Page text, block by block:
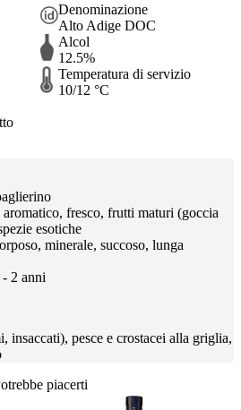
Denominazione
Alto Adige DOC
Alcol
12.5%
Temperatura di servizio
10/12 °C
fresco, frutti maturi (goccia
esotiche
minerale, succoso, lunga
2 anni
insaccati), pesce e crostacei alla griglia,
piacerti